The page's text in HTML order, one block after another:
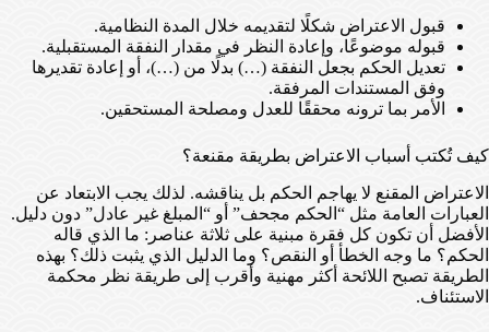
قبول الاعتراض شكلًا لتقديمه خلال المدة النظامية.
قبوله موضوعًا، وإعادة النظر في مقدار النفقة المستقبلية.
تعديل الحكم بجعل النفقة (…) بدلًا من (…)، أو إعادة تقديرها
وفق المستندات المرفقة.
الأمر بما ترونه محققًا للعدل ومصلحة المستحقين.
كيف تُكتب أسباب الاعتراض بطريقة مقنعة؟
الاعتراض المقنع لا يهاجم الحكم بل يناقشه. لذلك يجب الابتعاد عن
العبارات العامة مثل “الحكم مجحف” أو “المبلغ غير عادل” دون دليل.
الأفضل أن تكون كل فقرة مبنية على ثلاثة عناصر: ما الذي قاله
الحكم؟ ما وجه الخطأ أو النقص؟ وما الدليل الذي يثبت ذلك؟ بهذه
الطريقة تصبح اللائحة أكثر مهنية وأقرب إلى طريقة نظر محكمة
الاستئناف.